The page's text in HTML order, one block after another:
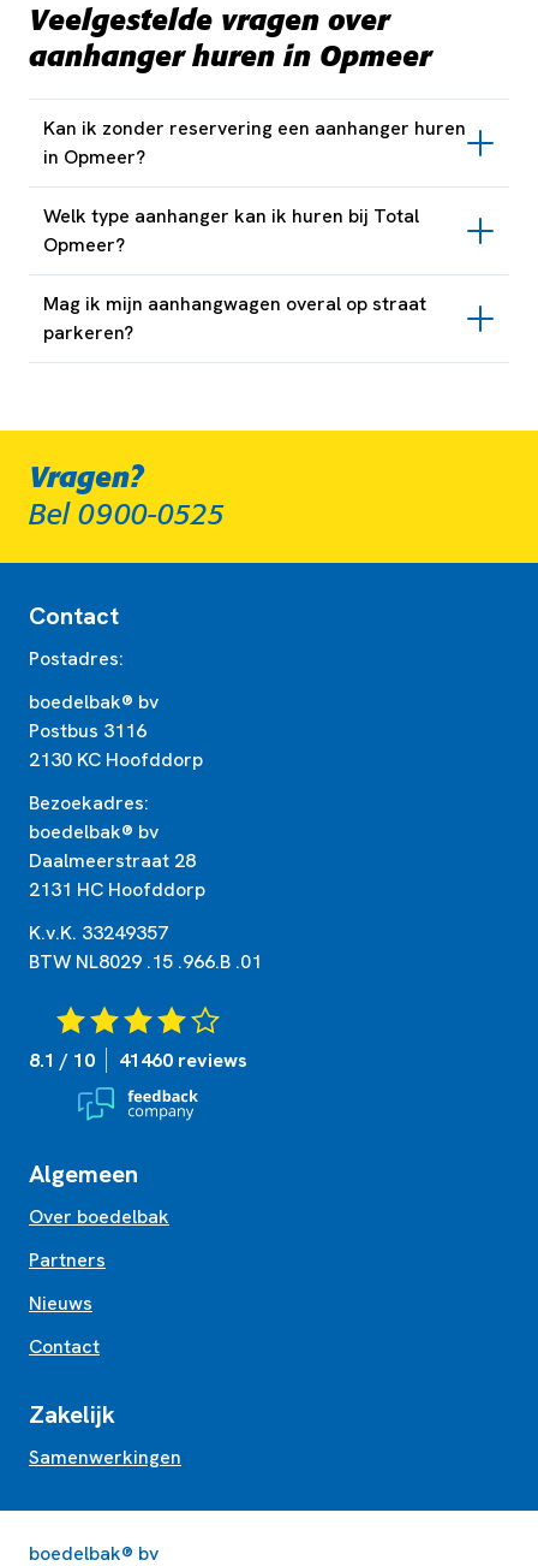
Veelgestelde vragen over
aanhanger huren in Opmeer
Kan ik zonder reservering een aanhanger huren
in Opmeer?
Welk type aanhanger kan ik huren bij Total
Opmeer?
Mag ik mijn aanhangwagen overal op straat
parkeren?
Vragen?
Bel 0900-0525
Contact
Postadres:
boedelbak® bv
Postbus 3116
2130 KC Hoofddorp
Bezoekadres:
boedelbak® bv
Daalmeerstraat 28
2131 HC Hoofddorp
K.v.K. 33249357
BTW NL8029 .15 .966.B .01
8.1 / 10 41460 reviews
Algemeen
Over boedelbak
Partners
Nieuws
Contact
Zakelijk
Samenwerkingen
boedelbak® bv